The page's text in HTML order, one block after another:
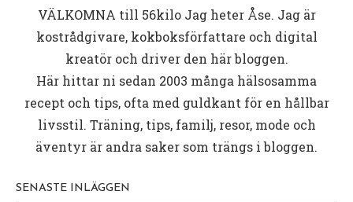
VÄLKOMNA till 56kiloJag heter Åse. Jag är
kostrådgivare, kokboksförfattare och digital
kreatör och driver den här bloggen.
Här hittar ni sedan 2003 många hälsosamma
recept och tips, ofta med guldkant för en hållbar
livsstil. Träning, tips, familj, resor, mode och
äventyr är andra saker som trängs i bloggen.
SENASTE INLÄGGEN